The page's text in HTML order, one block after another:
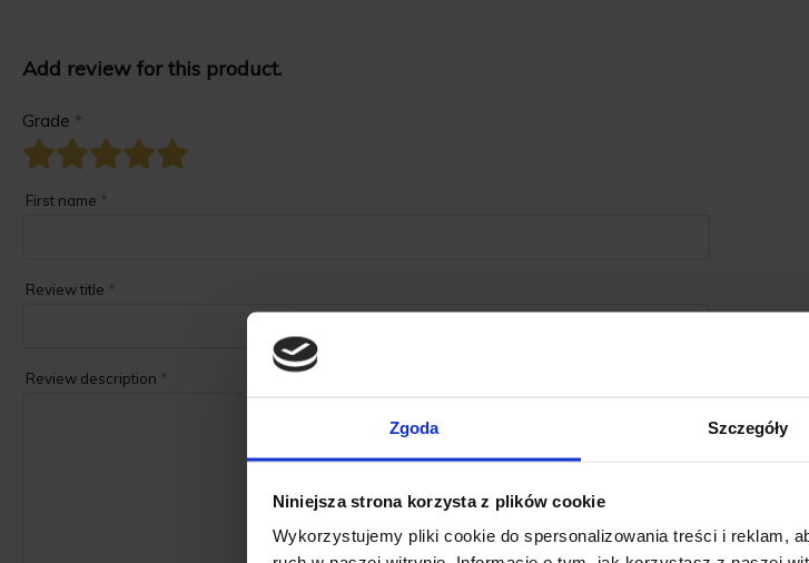
Zgoda Szczegóły
Niniejsza strona korzysta z plików cookie
Wykorzystujemy pliki cookie do spersonalizowania treści i reklam,
Add review for this product.
Grade *
First name *
Review title *
Review description *